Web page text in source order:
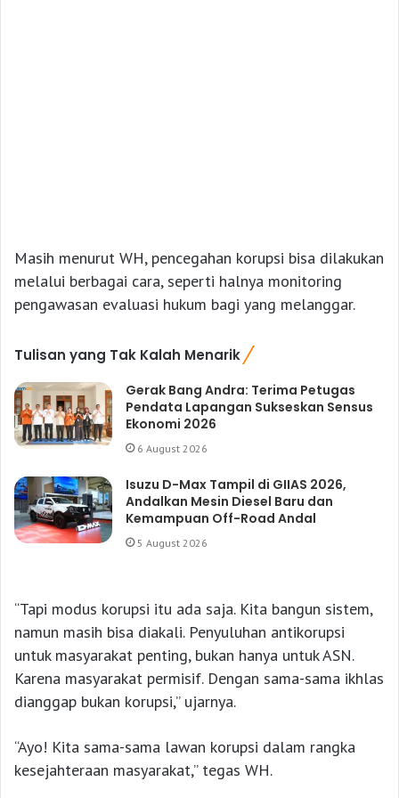
Masih menurut WH, pencegahan korupsi bisa dilakukan
melalui berbagai cara, seperti halnya monitoring
pengawasan evaluasi hukum bagi yang melanggar.
Tulisan yang Tak Kalah Menarik
Gerak Bang Andra: Terima Petugas
Pendata Lapangan Sukseskan Sensus
Ekonomi 2026
6 August 2026
Isuzu D-Max Tampil di GIIAS 2026,
Andalkan Mesin Diesel Baru dan
Kemampuan Off-Road Andal
5 August 2026
“Tapi modus korupsi itu ada saja. Kita bangun sistem,
namun masih bisa diakali. Penyuluhan antikorupsi
untuk masyarakat penting, bukan hanya untuk ASN.
Karena masyarakat permisif. Dengan sama-sama ikhlas
dianggap bukan korupsi,” ujarnya.
“Ayo! Kita sama-sama lawan korupsi dalam rangka
kesejahteraan masyarakat,” tegas WH.